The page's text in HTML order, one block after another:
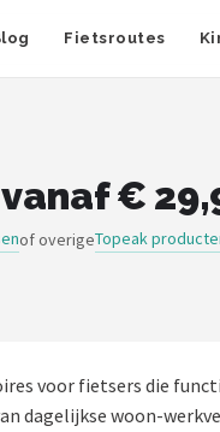
Fietsroutes
€
of overigeTopeak
voor fietsers die
dagelijkse woon-